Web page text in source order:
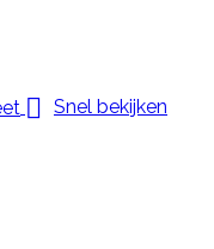
 Snel bekijken